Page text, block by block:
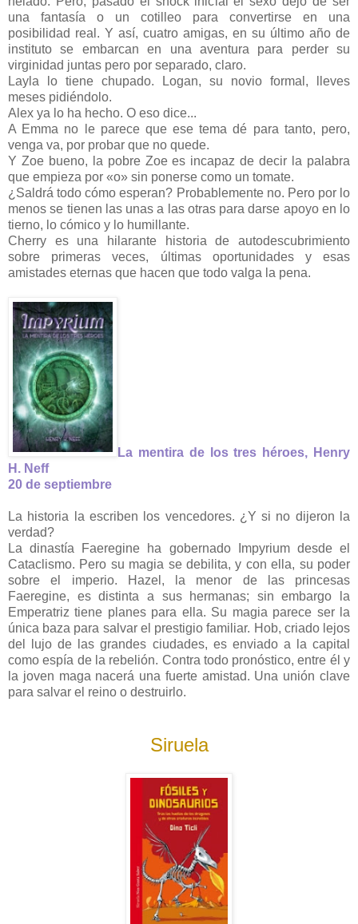
una fantasía o un cotilleo para convertirse en una
posibilidad real. Y así, cuatro amigas, en su último año de
instituto se embarcan en una aventura para perder su
virginidad juntas pero por separado, claro.
Layla lo tiene chupado. Logan, su novio formal, lleves
meses pidiéndolo.
Alex ya lo ha hecho. O eso dice...
A Emma no le parece que ese tema dé para tanto, pero,
venga va, por probar que no quede.
Y Zoe bueno, la pobre Zoe es incapaz de decir la palabra
que empieza por «o» sin ponerse como un tomate.
¿Saldrá todo cómo esperan? Probablemente no. Pero por lo
menos se tienen las unas a las otras para darse apoyo en lo
tierno, lo cómico y lo humillante.
Cherry es una hilarante historia de autodescubrimiento
sobre primeras veces, últimas oportunidades y esas
amistades eternas que hacen que todo valga la pena.
La mentira de los tres héroes, Henry
H. Neff
20 de septiembre
La historia la escriben los vencedores. ¿Y si no dijeron la
verdad?
La dinastía Faeregine ha gobernado Impyrium desde el
Cataclismo. Pero su magia se debilita, y con ella, su poder
sobre el imperio. Hazel, la menor de las princesas
Faeregine, es distinta a sus hermanas; sin embargo la
Emperatriz tiene planes para ella. Su magia parece ser la
única baza para salvar el prestigio familiar. Hob, criado lejos
del lujo de las grandes ciudades, es enviado a la capital
como espía de la rebelión. Contra todo pronóstico, entre él y
la joven maga nacerá una fuerte amistad. Una unión clave
para salvar el reino o destruirlo.
Siruela